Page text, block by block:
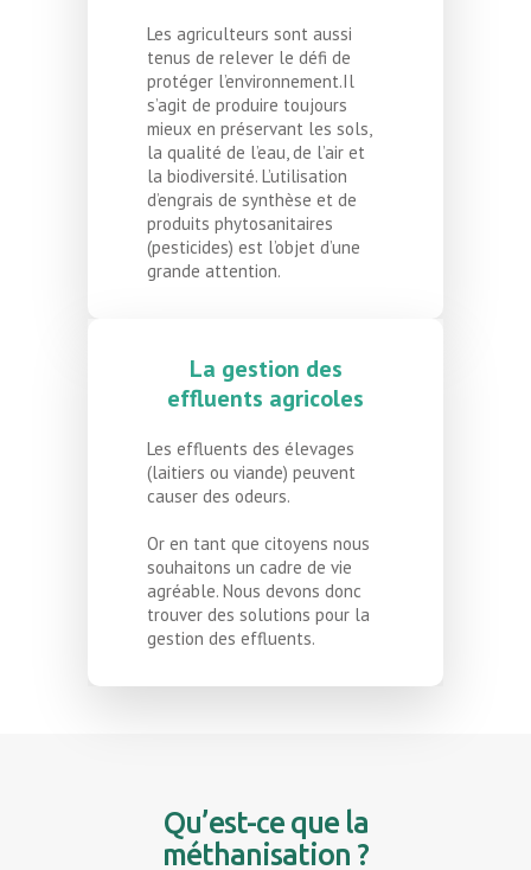
Les agriculteurs sont aussi
tenus de relever le défi de
protéger l’environnement.Il
s’agit de produire toujours
mieux en préservant les sols,
la qualité de l’eau, de l’air et
la biodiversité. L’utilisation
d’engrais de synthèse et de
produits phytosanitaires
(pesticides) est l’objet d’une
grande attention.
La gestion des
effluents agricoles
Les effluents des élevages
(laitiers ou viande) peuvent
causer des odeurs.
Or en tant que citoyens nous
souhaitons un cadre de vie
agréable. Nous devons donc
trouver des solutions pour la
gestion des effluents.
Qu’est-ce que la
méthanisation ?